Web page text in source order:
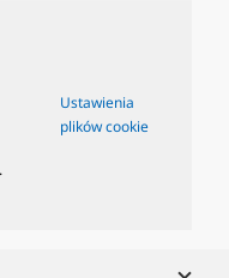
Ustawienia
plików cookie